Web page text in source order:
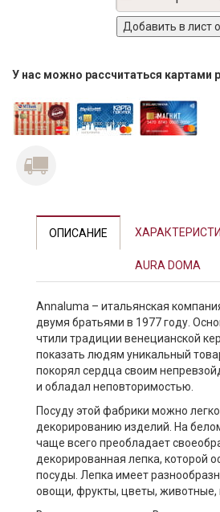
У нас можно рассчитаться картами
ОПИСАНИЕ
AURA DOMA
Annaluma – итальянская
двумя братьями в 1977 году.
чтили традиции венецианской
показать людям уникальный
покорял сердца своим
и обладал неповторимостью.
Посуду этой фабрики можно
декорированию изделий. На
чаще всего преобладает
декорированная лепка, которой
посуды. Лепка имеет
овощи, фрукты, цветы, животные,